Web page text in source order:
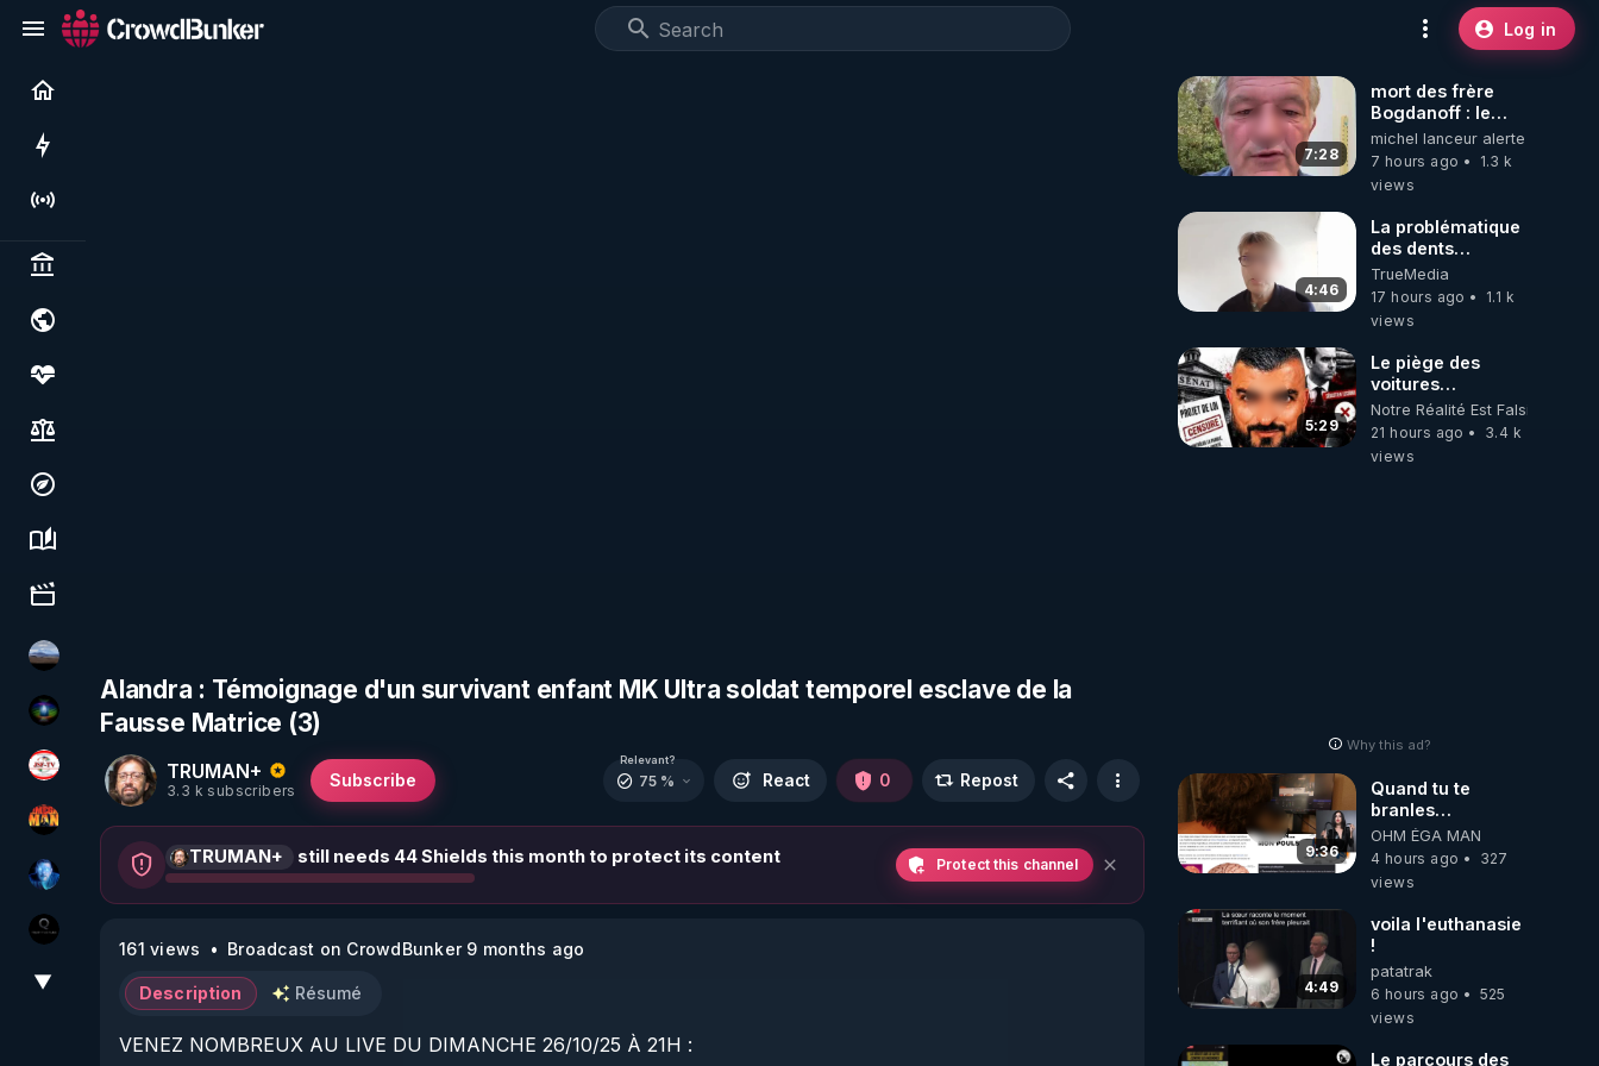
Log in
Politics & institutions
Society, justice & freedoms
Economy, environment & technology
Science, history & spirituality
Culture, media & entertainment
michel lanceur alerte
WakeUp
JSF - TV
OHM ÉGA MAN
AH2020
La vérité
▼
Alandra : Témoignage d'un survivant enfant MK Ultra soldat temporel esclave de la
Fausse Matrice (3)
TRUMAN+
3.3 k subscribers
Subscribe
Relevant?
75 % React 0 Repost
TRUMAN+ still needs 44 Shields this month to protect its content Protect this channel
161 views Broadcast on CrowdBunker 9 months ago
Description Résumé
VENEZ NOMBREUX AU LIVE DU DIMANCHE 26/10/25 À 21H :
7:28
mort des frère
Bogdanoff : le
mensonge d état
michel lanceur alerte
7 hours ago
1.3 k
views
4:46
La problématique
des dents
dévitalisées et
des implants
TrueMedia
17 hours ago
1.1 k
views
5:29
Le piège des
voitures
électriques se
referme sur les
usagers !
Notre Réalité Est Falsifiée Et
21 hours ago
3.4 k
views
Why this ad?
9:36
Quand tu te
branles
bonhomme tu
émets des ondes
ils ont juste omis
OHM ÉGA MAN
4 hours ago
327
views
4:49
voila l'euthanasie
!
patatrak
6 hours ago
525
views
Le parcours des